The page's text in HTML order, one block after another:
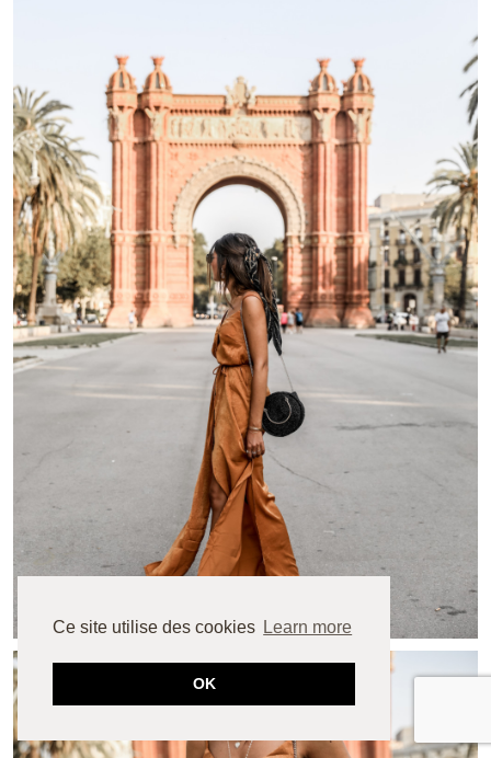
Ce site utilise des cookies Learn more
OK